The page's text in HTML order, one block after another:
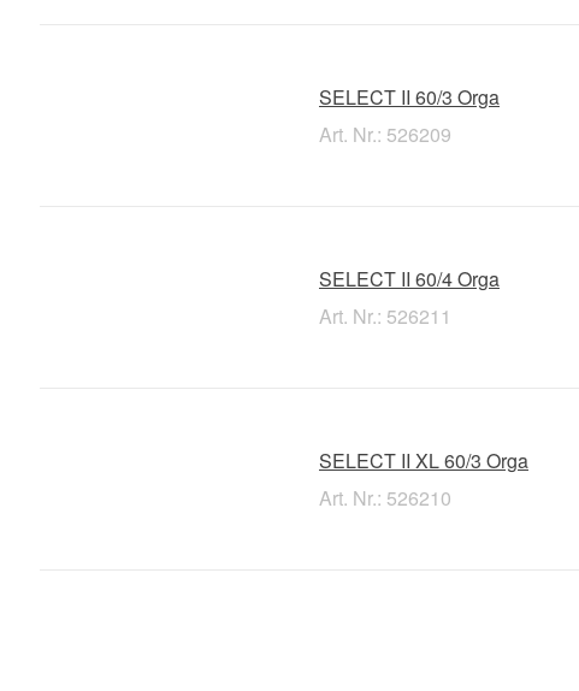
SELECT II 60/3 Orga
Art. Nr.: 526209
SELECT II 60/4 Orga
Art. Nr.: 526211
SELECT II XL 60/3 Orga
Art. Nr.: 526210